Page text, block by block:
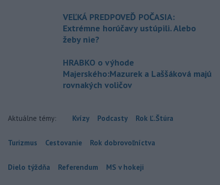
VEĽKÁ PREDPOVEĎ POČASIA:
Extrémne horúčavy ustúpili. Alebo
žeby nie?
HRABKO o výhode
Majerského:Mazurek a Laššáková majú
rovnakých voličov
Aktuálne témy: Kvízy Podcasty Rok Ľ.Štúra
Turizmus Cestovanie Rok dobrovoľníctva
Dielo týždňa Referendum MS v hokeji